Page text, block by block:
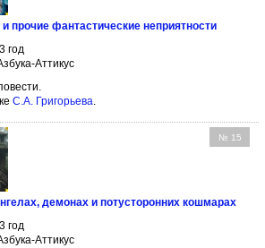
прочие фантастические неприятности
год
Аттикус
С.А. Григорьева.
№ 15
демонах и потусторонних кошмарах
год
Аттикус